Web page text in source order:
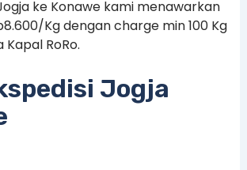
ke Konawe kami menawarkan
Kg dengan charge min 100 Kg
RoRo.
Jogja